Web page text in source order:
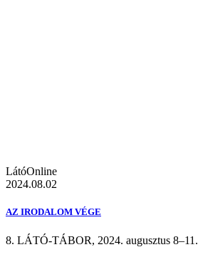
LátóOnline
2024.08.02
AZ IRODALOM VÉGE
8. LÁTÓ-TÁBOR, 2024. augusztus 8–11.